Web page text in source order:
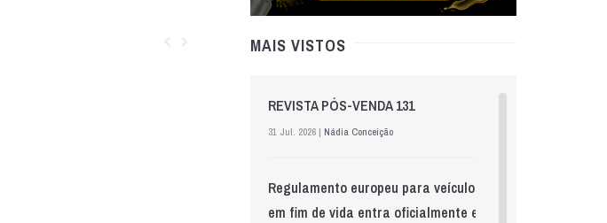
MAIS VISTOS
REVISTA PÓS-VENDA 131
31 Jul. 2026 | Nádia Conceição
Regulamento europeu para veículos
em fim de vida entra oficialmente em